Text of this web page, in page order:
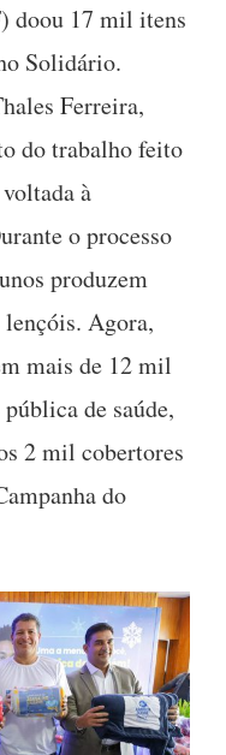
doou 17 mil itens
Solidário.
Ferreira,
do trabalho feito
à
o processo
produzem
Agora,
mais de 12 mil
de saúde,
2 mil cobertores
do